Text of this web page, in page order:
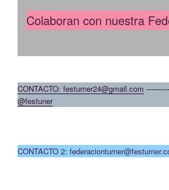
Colaboran con nuestra
CONTACTO: festurner24@gmail.com
@festuner
CONTACTO 2: